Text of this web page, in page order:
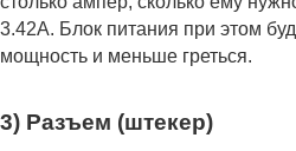
3.42А. Блок питания при этом
мощность и меньше греться.
3) Разъем (штекер)